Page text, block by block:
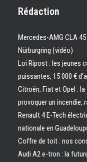
Rédaction
Mercedes-AMG CLA 45
Nürburgring (vidéo)
Loi Ripost : les jeunes
puissantes, 15 000 €
Citroën, Fiat et Opel :
provoquer un incendie,
Renault 4 E-Tech
nationale en
Coffre de toit : nos
Audi A2 e-tron : la